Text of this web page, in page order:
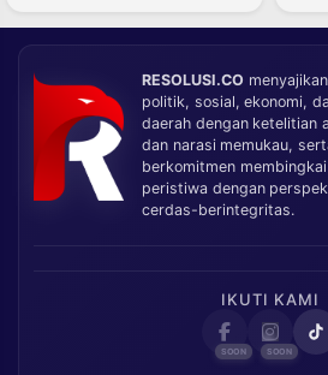
RESOLUSI.CO
politik, sosial, ekonomi,
daerah dengan ketelitian
dan narasi memukau,
berkomitmen membingkai
peristiwa dengan
cerdas-berintegritas.
IKUTI KAMI